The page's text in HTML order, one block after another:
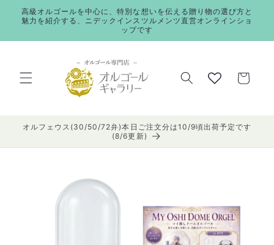
ンツに
進む
高級オルゴールを中心に、特別な想いを伝える贈り物の選び方と
魅力を紹介する、ニデックインスツルメンツ直営オンラインショ
ップです
ー
オルフェウス(30/50/72弁)本日ご注文分は10/9頃出荷予定です
(8/6更新)